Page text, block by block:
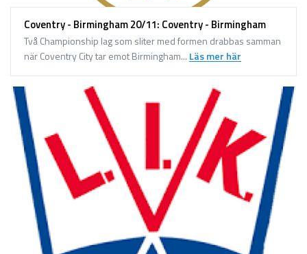
Coventry - Birmingham 20/11: Coventry - Birmingham
Två Championship lag som sliter med formen drabbas samman
när Coventry City tar emot Birmingham... Läs mer här